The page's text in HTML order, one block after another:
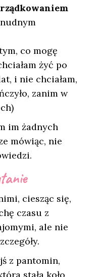
co mogę
żyć po
i nie chciałam,
zanim w
im żadnych
mówiąc, nie
ciesząc się,
czasu z
ale nie
z pantomin,